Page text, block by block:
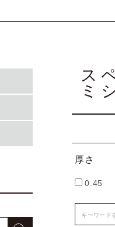
ス
ミ
厚さ
0.45